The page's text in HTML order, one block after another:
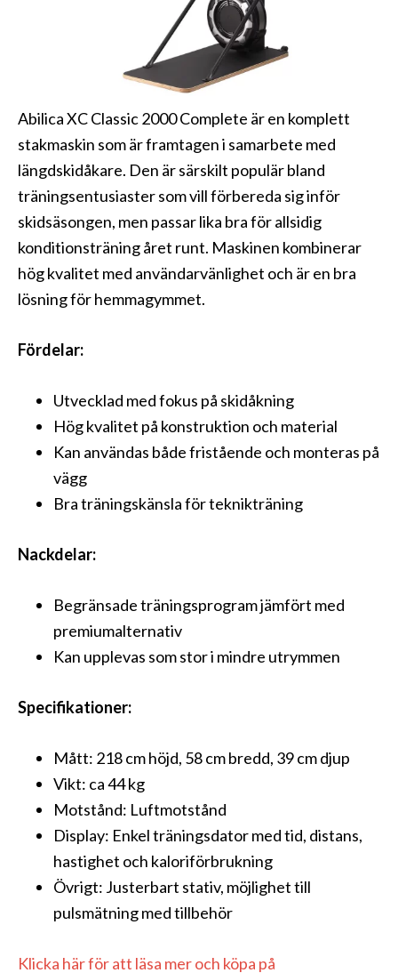
Abilica XC Classic 2000 Complete är en komplett
stakmaskin som är framtagen i samarbete med
längdskidåkare. Den är särskilt populär bland
träningsentusiaster som vill förbereda sig inför
skidsäsongen, men passar lika bra för allsidig
konditionsträning året runt. Maskinen kombinerar
hög kvalitet med användarvänlighet och är en bra
lösning för hemmagymmet.
Fördelar:
Utvecklad med fokus på skidåkning
Hög kvalitet på konstruktion och material
Kan användas både fristående och monteras på
vägg
Bra träningskänsla för teknikträning
Nackdelar:
Begränsade träningsprogram jämfört med
premiumalternativ
Kan upplevas som stor i mindre utrymmen
Specifikationer:
Mått: 218 cm höjd, 58 cm bredd, 39 cm djup
Vikt: ca 44 kg
Motstånd: Luftmotstånd
Display: Enkel träningsdator med tid, distans,
hastighet och kaloriförbrukning
Övrigt: Justerbart stativ, möjlighet till
pulsmätning med tillbehör
Klicka här för att läsa mer och köpa på